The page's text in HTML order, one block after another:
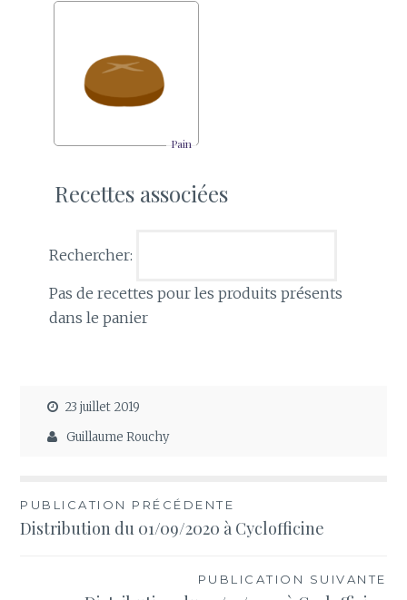
Pain
Recettes associées
Rechercher:
Pas de recettes pour les produits présents
dans le panier
23 juillet 2019
Guillaume Rouchy
Navigation
de
PUBLICATION PRÉCÉDENTE
Distribution du 01/09/2020 à Cyclofficine
PUBLICATION SUIVANTE